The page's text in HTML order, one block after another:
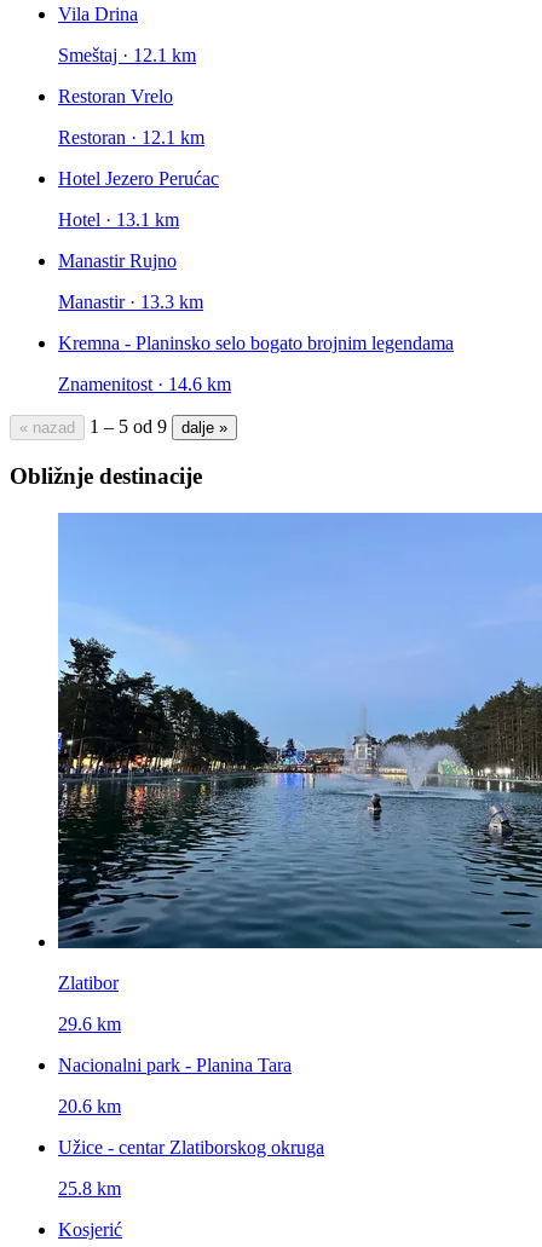
Vila Drina
Smeštaj · 12.1 km
Restoran Vrelo
Restoran · 12.1 km
Hotel Jezero Perućac
Hotel · 13.1 km
Manastir Rujno
Manastir · 13.3 km
Kremna - Planinsko selo bogato brojnim legendama
Znamenitost · 14.6 km
« nazad 1 – 5 od 9 dalje »
Obližnje destinacije
Zlatibor
29.6 km
Nacionalni park - Planina Tara
20.6 km
Užice - centar Zlatiborskog okruga
25.8 km
Kosjerić